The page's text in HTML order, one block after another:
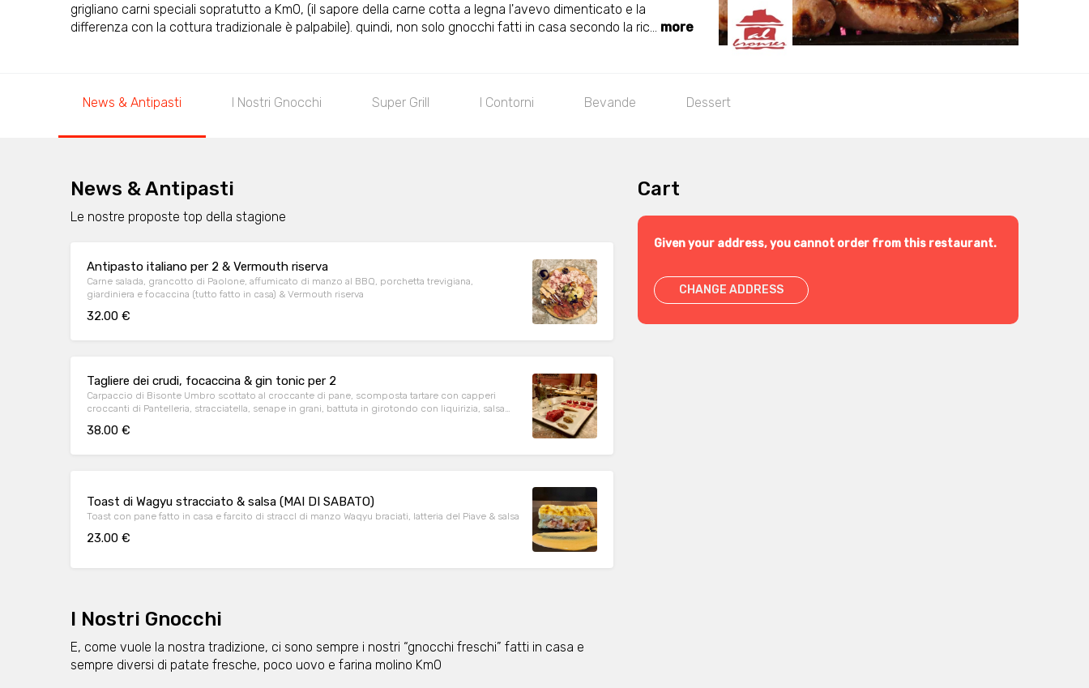
grigliano carni speciali sopratutto a Km0, (il sapore della carne cotta a legna l'avevo dimenticato e la
differenza con la cottura tradizionale è palpabile). quindi, non solo gnocchi fatti in casa secondo la ric... more
News & Antipasti I Nostri Gnocchi Super Grill I Contorni Bevande Dessert
News & Antipasti
Le nostre proposte top della stagione
Antipasto italiano per 2 & Vermouth riserva
Carne salada, grancotto di Paolone, affumicato di manzo al BBQ, porchetta trevigiana,
giardiniera e focaccina (tutto fatto in casa) & Vermouth riserva
32.00 €
Tagliere dei crudi, focaccina & gin tonic per 2
Carpaccio di Bisonte Umbro scottato al croccante di pane, scomposta tartare con capperi
croccanti di Pantelleria, stracciatella, senape in grani, battuta in girotondo con liquirizia, salsa
38.00 €
Toast di Wagyu stracciato & salsa (MAI DI SABATO)
Toast con pane fatto in casa e farcito di straccI di manzo Waqyu braciati, latteria del Piave & salsa
23.00 €
I Nostri Gnocchi
E, come vuole la nostra tradizione, ci sono sempre i nostri “gnocchi freschi” fatti in casa e
sempre diversi di patate fresche, poco uovo e farina molino Km0
Cart
Given your address, you cannot order from this restaurant.
CHANGE ADDRESS